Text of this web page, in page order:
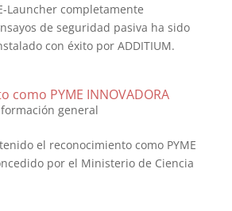
Launcher completamente
de seguridad pasiva ha sido
con éxito por ADDITIUM.
como PYME INNOVADORA
general
el reconocimiento como PYME
por el Ministerio de Ciencia